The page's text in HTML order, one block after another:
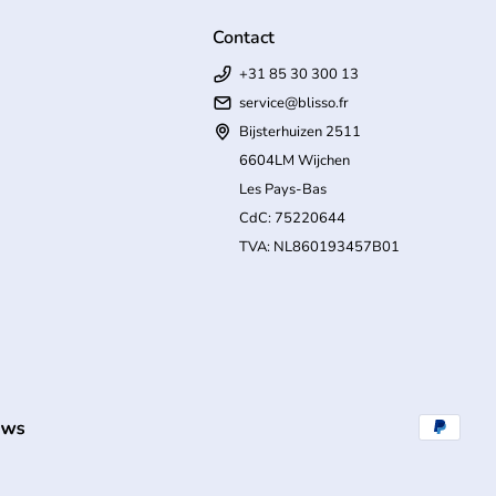
Contact
+31 85 30 300 13
service@blisso.fr
Bijsterhuizen 2511
6604LM Wijchen
Les Pays-Bas
CdC: 75220644
TVA: NL860193457B01
Modes